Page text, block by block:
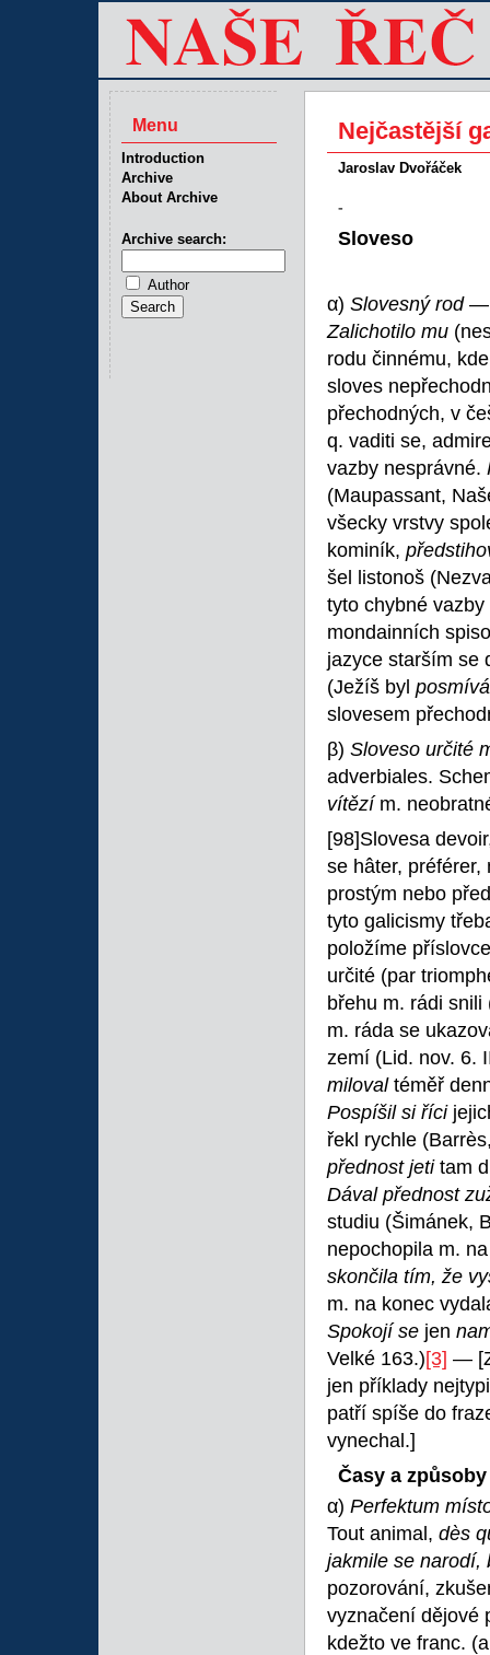
Nejčastější
Jaroslav Dvořáček
-
Sloveso
α) Slovesný rod
Zalichotilo mu
rodu činnému,
sloves
přechodných, v
q. vaditi se,
vazby nesprávné.
(Maupassant,
všecky vrstvy
kominík,
šel listonoš
tyto chybné
mondainních
jazyce starším se
(Ježíš byl
slovesem
β) Sloveso určité
adverbiales.
vítězí m.
[98]Slovesa
se hâter, préférer,
prostým nebo
tyto galicismy
položíme
určité (par
břehu m. rádi
m. ráda se
zemí (Lid. nov. 6.
miloval téměř
Pospíšil si říci
řekl rychle
přednost jeti tam
Dával přednost
studiu (Šimánek,
nepochopila m.
skončila tím, že
m. na konec
Spokojí se jen
Velké 163.)[3] —
jen příklady
patří spíše do
vynechal.]
Časy a
α) Perfektum
Tout animal, dès
jakmile se
pozorování,
vyznačení dějové
kdežto ve franc.
Menu
Introduction
Archive
About Archive
Archive search:
Author